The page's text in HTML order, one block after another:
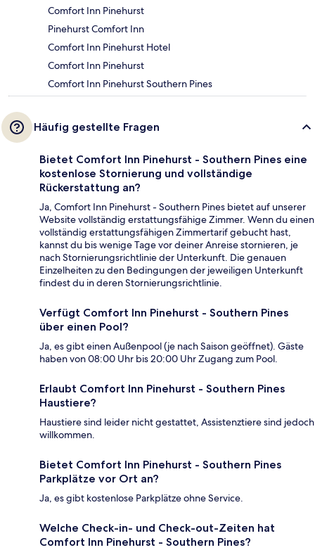
Comfort Inn Pinehurst
Pinehurst Comfort Inn
Comfort Inn Pinehurst Hotel
Comfort Inn Pinehurst
Comfort Inn Pinehurst Southern Pines
Häufig gestellte Fragen
Bietet Comfort Inn Pinehurst - Southern Pines eine
kostenlose Stornierung und vollständige
Rückerstattung an?
Ja, Comfort Inn Pinehurst - Southern Pines bietet auf unserer
Website vollständig erstattungsfähige Zimmer. Wenn du einen
vollständig erstattungsfähigen Zimmertarif gebucht hast,
kannst du bis wenige Tage vor deiner Anreise stornieren, je
nach Stornierungsrichtlinie der Unterkunft. Die genauen
Einzelheiten zu den Bedingungen der jeweiligen Unterkunft
findest du in deren Stornierungsrichtlinie.
Verfügt Comfort Inn Pinehurst - Southern Pines
über einen Pool?
Ja, es gibt einen Außenpool (je nach Saison geöffnet). Gäste
haben von 08:00 Uhr bis 20:00 Uhr Zugang zum Pool.
Erlaubt Comfort Inn Pinehurst - Southern Pines
Haustiere?
Haustiere sind leider nicht gestattet, Assistenztiere sind jedoch
willkommen.
Bietet Comfort Inn Pinehurst - Southern Pines
Parkplätze vor Ort an?
Ja, es gibt kostenlose Parkplätze ohne Service.
Welche Check-in- und Check-out-Zeiten hat
Comfort Inn Pinehurst - Southern Pines?